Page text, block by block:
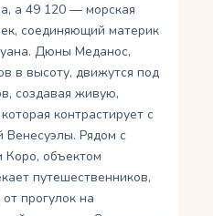
а 49 120 — морская
соединяющий материк
Дюны Меданос,
в высоту, движутся под
создавая живую,
контрастирует с
Венесуэлы. Рядом с
Коро, объектом
путешественников,
прогулок на